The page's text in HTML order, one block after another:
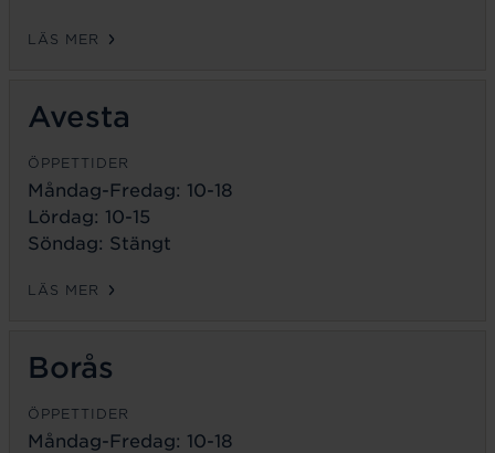
LÄS MER
Avesta
ÖPPETTIDER
Måndag-Fredag: 10-18
Lördag: 10-15
Söndag: Stängt
LÄS MER
Borås
ÖPPETTIDER
Måndag-Fredag: 10-18